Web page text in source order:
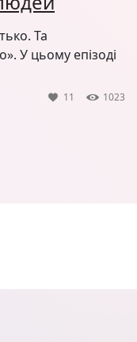
Та
У цьому епізоді
11 1023